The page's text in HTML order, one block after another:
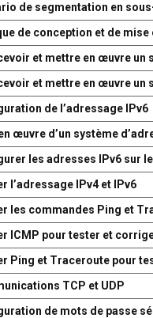
de segmentation en
de conception et de mise
et mettre en œuvre un
et mettre en œuvre un
de l’adressage IPv6
œuvre d’un système
les adresses IPv6 sur
l’adressage IPv4 et IPv6
les commandes Ping et
ICMP pour tester et
Ping et Traceroute pour
TCP et UDP
de mots de passe